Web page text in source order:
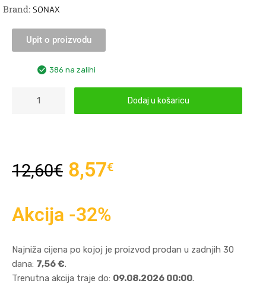
Brand: SONAX
Upit o proizvodu
386 na zalihi
Dodaj u košaricu
12,60€ 8,57€
Akcija -32%
Najniža cijena po kojoj je proizvod prodan u zadnjih 30
dana: 7,56 €.
Trenutna akcija traje do: 09.08.2026 00:00.